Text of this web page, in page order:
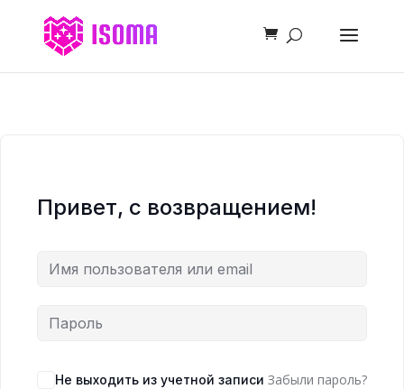
Привет, с возвращением!
Не выходить из учетной записи Забыли пароль?